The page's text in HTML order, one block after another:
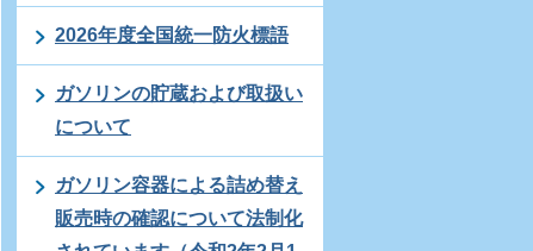
2026年度全国統一防火標語
ガソリンの貯蔵および取扱い
について
ガソリン容器による詰め替え
販売時の確認について法制化